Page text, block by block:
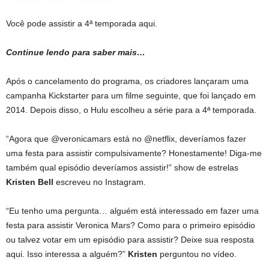
Você pode assistir a 4ª temporada aqui.
Continue lendo para saber mais…
Após o cancelamento do programa, os criadores lançaram uma
campanha Kickstarter para um filme seguinte, que foi lançado em
2014. Depois disso, o Hulu escolheu a série para a 4ª temporada.
“Agora que @veronicamars está no @netflix, deveríamos fazer
uma festa para assistir compulsivamente? Honestamente! Diga-me
também qual episódio deveríamos assistir!” show de estrelas
Kristen Bell escreveu no Instagram.
“Eu tenho uma pergunta… alguém está interessado em fazer uma
festa para assistir Veronica Mars? Como para o primeiro episódio
ou talvez votar em um episódio para assistir? Deixe sua resposta
aqui. Isso interessa a alguém?” Kristen perguntou no vídeo.